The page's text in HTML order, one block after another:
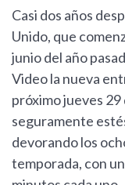
Casi dos años
Unido, que
junio del año
Video la nueva
próximo jueves
seguramente
devorando los
temporada, con